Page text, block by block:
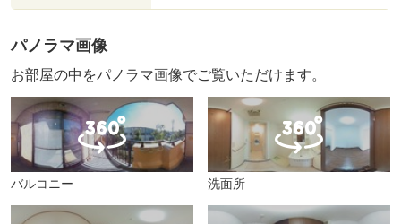
パノラマ画像
お部屋の中をパノラマ画像でご覧いただけます。
バルコニー 洗面所